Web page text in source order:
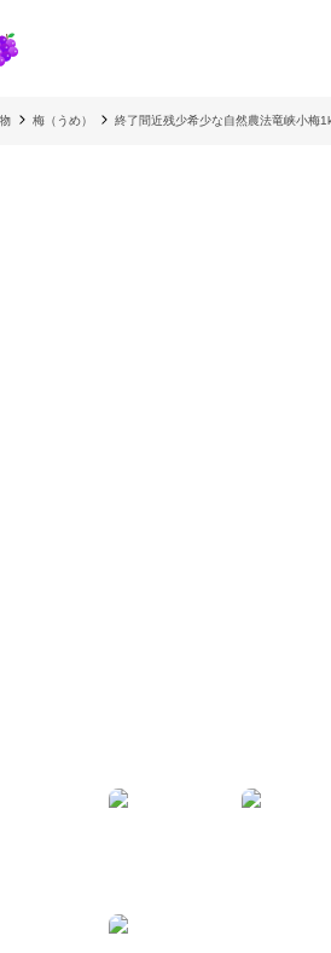
梅（うめ） 終了間近残少希少な自然農法竜峡小梅